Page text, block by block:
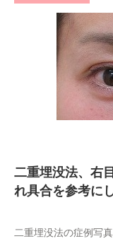
二重埋没法、右
れ具合を参考に
二重埋没法の症例写